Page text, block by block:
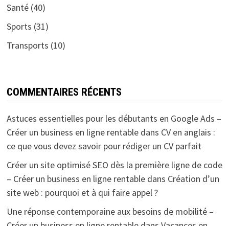
Santé(40)
Sports (31)
Transports (10)
COMMENTAIRES RÉCENTS
Astuces essentielles pour les débutants en Google Ads –
Créer un business en ligne rentabledans CV en anglais :
ce que vous devez savoir pour rédiger un CV parfait
Créer un site optimisé SEO dès la première ligne de code
– Créer un business en ligne rentabledans Création d’un
site web : pourquoi et à qui faire appel ?
Une réponse contemporaine aux besoins de mobilité –